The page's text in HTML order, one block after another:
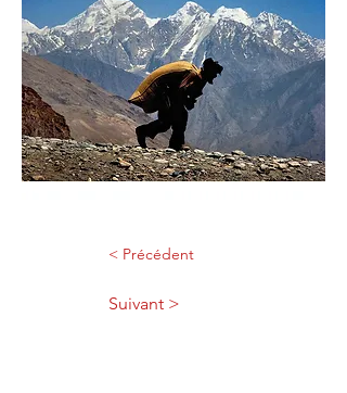
< Précédent
Suivant >